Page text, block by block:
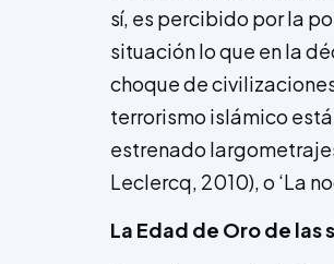
sí, es percibido por la
situación lo que en la
choque de
terrorismo islámico
estrenado
Leclercq, 2010), o ‘La
La Edad de Oro de las